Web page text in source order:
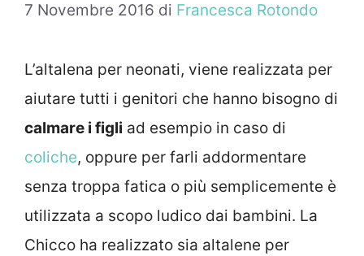
7 Novembre 2016 di Francesca Rotondo
L’altalena per neonati, viene realizzata per
aiutare tutti i genitori che hanno bisogno di
calmare i figli ad esempio in caso di
coliche, oppure per farli addormentare
senza troppa fatica o più semplicemente è
utilizzata a scopo ludico dai bambini. La
Chicco ha realizzato sia altalene per